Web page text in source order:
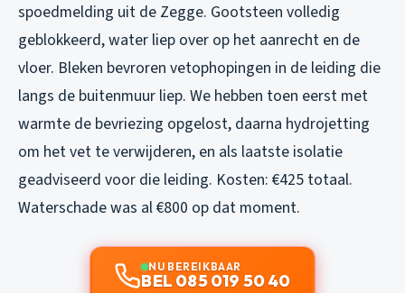
spoedmelding uit de Zegge. Gootsteen volledig
geblokkeerd, water liep over op het aanrecht en de
vloer. Bleken bevroren vetophopingen in de leiding die
langs de buitenmuur liep. We hebben toen eerst met
warmte de bevriezing opgelost, daarna hydrojetting
om het vet te verwijderen, en als laatste isolatie
geadviseerd voor die leiding. Kosten: €425 totaal.
Waterschade was al €800 op dat moment.
NU BEREIKBAAR
BEL 085 019 50 40